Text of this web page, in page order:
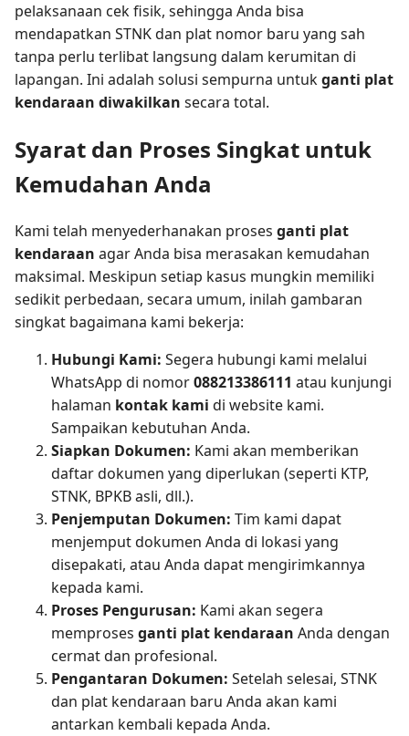
pelaksanaan cek fisik, sehingga Anda bisa
mendapatkan STNK dan plat nomor baru yang sah
tanpa perlu terlibat langsung dalam kerumitan di
lapangan. Ini adalah solusi sempurna untukganti plat
kendaraan diwakilkan secara total.
Syarat dan Proses Singkat untuk
Kemudahan Anda
Kami telah menyederhanakan proses ganti plat
kendaraan agar Anda bisa merasakan kemudahan
maksimal. Meskipun setiap kasus mungkin memiliki
sedikit perbedaan, secara umum, inilah gambaran
singkat bagaimana kami bekerja:
Hubungi Kami: Segera hubungi kami melalui
WhatsApp di nomor088213386111 atau kunjungi
halaman kontak kami di website kami.
Sampaikan kebutuhan Anda.
Siapkan Dokumen: Kami akan memberikan
daftar dokumen yang diperlukan (seperti KTP,
STNK, BPKB asli, dll.).
Penjemputan Dokumen: Tim kami dapat
menjemput dokumen Anda di lokasi yang
disepakati, atau Anda dapat mengirimkannya
kepada kami.
Proses Pengurusan: Kami akan segera
memproses ganti plat kendaraan Anda dengan
cermat dan profesional.
Pengantaran Dokumen: Setelah selesai, STNK
dan plat kendaraan baru Anda akan kami
antarkan kembali kepada Anda.